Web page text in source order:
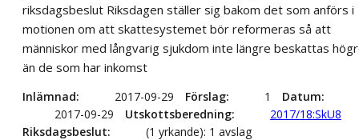
riksdagsbeslut Riksdagen ställer sig bakom det som anförs i
motionen om att skattesystemet bör reformeras så att
människor med långvarig sjukdom inte längre beskattas
än de som har inkomst
Inlämnad 2017-09-29 Förslag 1
Datum
2017-09-29
Utskottsberedning
2017/18:SkU8
Riksdagsbeslut
(1 yrkande): 1 avslag